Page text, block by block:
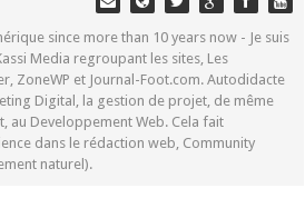
since more than 10 years now - Je suis
Media regroupant les sites, Les
ZoneWP et Journal-Foot.com. Autodidacte
Digital, la gestion de projet, de même
au Developpement Web. Cela fait
dans le rédaction web, Community
naturel).